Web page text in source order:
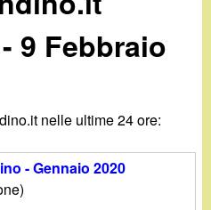
9 Febbraio
nelle ultime 24 ore:
- Gennaio 2020